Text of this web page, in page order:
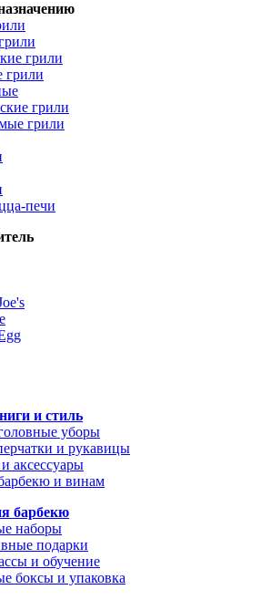
грили
грили
грили
грили
печи
и стиль
уборы
и рукавицы
аксессуары
и винам
барбекю
наборы
подарки
и обучение
боксы и упаковка